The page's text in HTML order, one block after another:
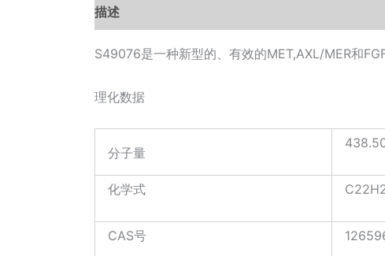
描述
S49076是一种新型的、有效的MET,AXL/MER和
理化数据
分子量
化学式
CAS号